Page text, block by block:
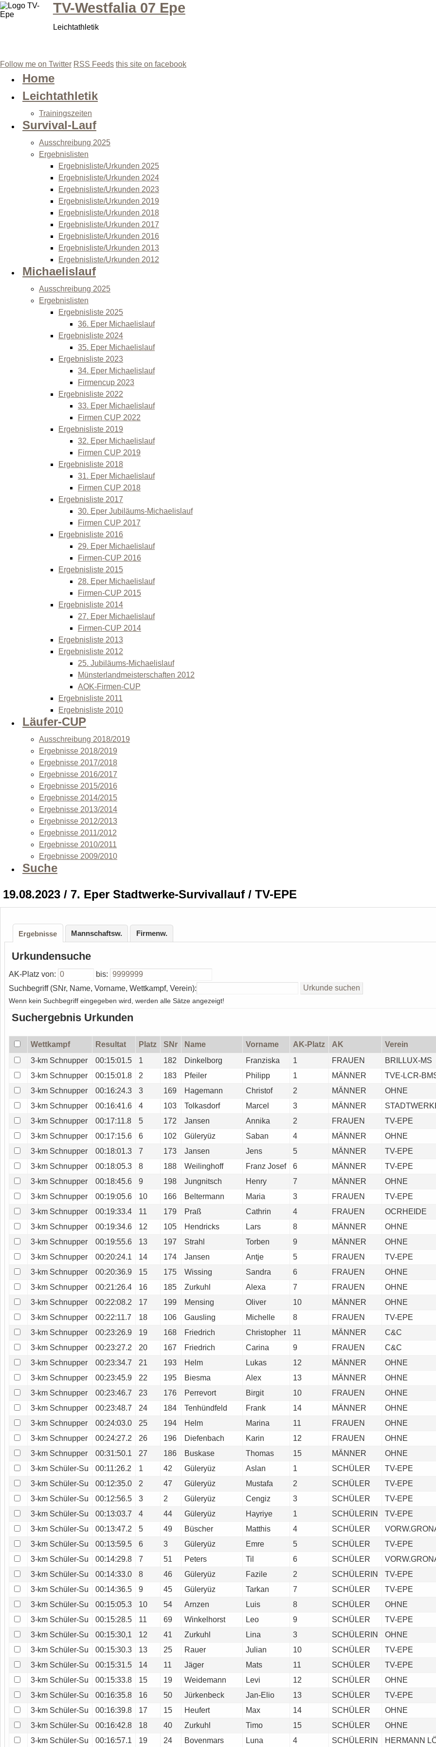
TV-Westfalia 07 Epe
Leichtathletik
Follow me on Twitter RSS Feeds this site on facebook
Home
Leichtathletik
Trainingszeiten
Survival-Lauf
Ausschreibung 2025
Ergebnislisten
Ergebnisliste/Urkunden 2025
Ergebnisliste/Urkunden 2024
Ergebnisliste/Urkunden 2023
Ergebnisliste/Urkunden 2019
Ergebnisliste/Urkunden 2018
Ergebnisliste/Urkunden 2017
Ergebnisliste/Urkunden 2016
Ergebnisliste/Urkunden 2013
Ergebnisliste/Urkunden 2012
Michaelislauf
Ausschreibung 2025
Ergebnislisten
Ergebnisliste 2025
36. Eper Michaelislauf
Ergebnisliste 2024
35. Eper Michaelislauf
Ergebnisliste 2023
34. Eper Michaelislauf
Firmencup 2023
Ergebnisliste 2022
33. Eper Michaelislauf
Firmen CUP 2022
Ergebnisliste 2019
32. Eper Michaelislauf
Firmen CUP 2019
Ergebnisliste 2018
31. Eper Michaelislauf
Firmen CUP 2018
Ergebnisliste 2017
30. Eper Jubiläums-Michaelislauf
Firmen CUP 2017
Ergebnisliste 2016
29. Eper Michaelislauf
Firmen-CUP 2016
Ergebnisliste 2015
28. Eper Michaelislauf
Firmen-CUP 2015
Ergebnisliste 2014
27. Eper Michaelislauf
Firmen-CUP 2014
Ergebnisliste 2013
Ergebnisliste 2012
25. Jubiläums-Michaelislauf
Münsterlandmeisterschaften 2012
AOK-Firmen-CUP
Ergebnisliste 2011
Ergebnisliste 2010
Läufer-CUP
Ausschreibung 2018/2019
Ergebnisse 2018/2019
Ergebnisse 2017/2018
Ergebnisse 2016/2017
Ergebnisse 2015/2016
Ergebnisse 2014/2015
Ergebnisse 2013/2014
Ergebnisse 2012/2013
Ergebnisse 2011/2012
Ergebnisse 2010/2011
Ergebnisse 2009/2010
Suche
19.08.2023 / 7. Eper Stadtwerke-Survivallauf / TV-EPE
Ergebnisse Mannschaftsw. Firmenw.
Urkundensuche
AK-Platz von:
bis:
Suchbegriff (SNr, Name, Vorname, Wettkampf, Verein):
Wenn kein Suchbegriff eingegeben wird, werden alle Sätze angezeigt!
Suchergebnis Urkunden
Wettkampf Resultat Platz SNr Name Vorname AK-Platz AK
Verein
3-km Schnupper
00:15:01.5 1 182 Dinkelborg Franziska 1 FRAUEN
BRILLUX-MS
3-km Schnupper
00:15:01.8 2 183 Pfeiler Philipp 1 MÄNNER
TVE-LCR-
3-km Schnupper
00:16:24.3 3 169 Hagemann Christof 2 MÄNNER
OHNE
3-km Schnupper
00:16:41.6 4 103 Tolkasdorf Marcel 3 MÄNNER
3-km Schnupper
00:17:11.8 5 172 Jansen Annika 2 FRAUEN
TV-EPE
3-km Schnupper
00:17:15.6 6 102 Güleryüz Saban 4 MÄNNER
OHNE
3-km Schnupper
00:18:01.3 7 173 Jansen Jens 5 MÄNNER
TV-EPE
3-km Schnupper
00:18:05.3 8 188 Weilinghoff Franz Josef 6 MÄNNER
TV-EPE
3-km Schnupper
00:18:45.6 9 198 Jungnitsch Henry 7 MÄNNER
OHNE
3-km Schnupper
00:19:05.6 10 166 Beltermann Maria 3 FRAUEN
TV-EPE
3-km Schnupper
00:19:33.4 11 179 Praß Cathrin 4 FRAUEN
OCRHEIDE
3-km Schnupper
00:19:34.6 12 105 Hendricks Lars 8 MÄNNER
OHNE
3-km Schnupper
00:19:55.6 13 197 Strahl Torben 9 MÄNNER
OHNE
3-km Schnupper
00:20:24.1 14 174 Jansen Antje 5 FRAUEN
TV-EPE
3-km Schnupper
00:20:36.9 15 175 Wissing Sandra 6 FRAUEN
OHNE
3-km Schnupper
00:21:26.4 16 185 Zurkuhl Alexa 7 FRAUEN
OHNE
3-km Schnupper
00:22:08.2 17 199 Mensing Oliver 10 MÄNNER
OHNE
3-km Schnupper
00:22:11.7 18 106 Gausling Michelle 8 FRAUEN
TV-EPE
3-km Schnupper
00:23:26.9 19 168 Friedrich Christopher 11 MÄNNER
C&C
3-km Schnupper
00:23:27.2 20 167 Friedrich Carina 9 FRAUEN
C&C
3-km Schnupper
00:23:34.7 21 193 Helm Lukas 12 MÄNNER
OHNE
3-km Schnupper
00:23:45.9 22 195 Biesma Alex 13 MÄNNER
OHNE
3-km Schnupper
00:23:46.7 23 176 Perrevort Birgit 10 FRAUEN
OHNE
3-km Schnupper
00:23:48.7 24 184 Tenhündfeld Frank 14 MÄNNER
OHNE
3-km Schnupper
00:24:03.0 25 194 Helm Marina 11 FRAUEN
OHNE
3-km Schnupper
00:24:27.2 26 196 Diefenbach Karin 12 FRAUEN
OHNE
3-km Schnupper
00:31:50.1 27 186 Buskase Thomas 15 MÄNNER
OHNE
3-km Schüler-Su
00:11:26.2 1 42 Güleryüz Aslan 1 SCHÜLER
TV-EPE
3-km Schüler-Su
00:12:35.0 2 47 Güleryüz Mustafa 2 SCHÜLER
TV-EPE
3-km Schüler-Su
00:12:56.5 3 2 Güleryüz Cengiz 3 SCHÜLER
TV-EPE
3-km Schüler-Su
00:13:03.7 4 44 Güleryüz Hayriye 1 SCHÜLERIN
TV-EPE
3-km Schüler-Su
00:13:47.2 5 49 Büscher Matthis 4 SCHÜLER
3-km Schüler-Su
00:13:59.5 6 3 Güleryüz Emre 5 SCHÜLER
TV-EPE
3-km Schüler-Su
00:14:29.8 7 51 Peters Til 6 SCHÜLER
3-km Schüler-Su
00:14:33.0 8 46 Güleryüz Fazile 2 SCHÜLERIN
TV-EPE
3-km Schüler-Su
00:14:36.5 9 45 Güleryüz Tarkan 7 SCHÜLER
TV-EPE
3-km Schüler-Su
00:15:05.3 10 54 Arnzen Luis 8 SCHÜLER
OHNE
3-km Schüler-Su
00:15:28.5 11 69 Winkelhorst Leo 9 SCHÜLER
TV-EPE
3-km Schüler-Su
00:15:30,1 12 41 Zurkuhl Lina 3 SCHÜLERIN
OHNE
3-km Schüler-Su
00:15:30.3 13 25 Rauer Julian 10 SCHÜLER
TV-EPE
3-km Schüler-Su
00:15:31.5 14 11 Jäger Mats 11 SCHÜLER
TV-EPE
3-km Schüler-Su
00:15:33.8 15 19 Weidemann Levi 12 SCHÜLER
OHNE
3-km Schüler-Su
00:16:35.8 16 50 Jürkenbeck Jan-Elio 13 SCHÜLER
TV-EPE
3-km Schüler-Su
00:16:39.8 17 15 Heufert Max 14 SCHÜLER
OHNE
3-km Schüler-Su
00:16:42.8 18 40 Zurkuhl Timo 15 SCHÜLER
OHNE
3-km Schüler-Su
00:16:57.1 19 24 Bovenmars Luna 4 SCHÜLERIN HERMANN